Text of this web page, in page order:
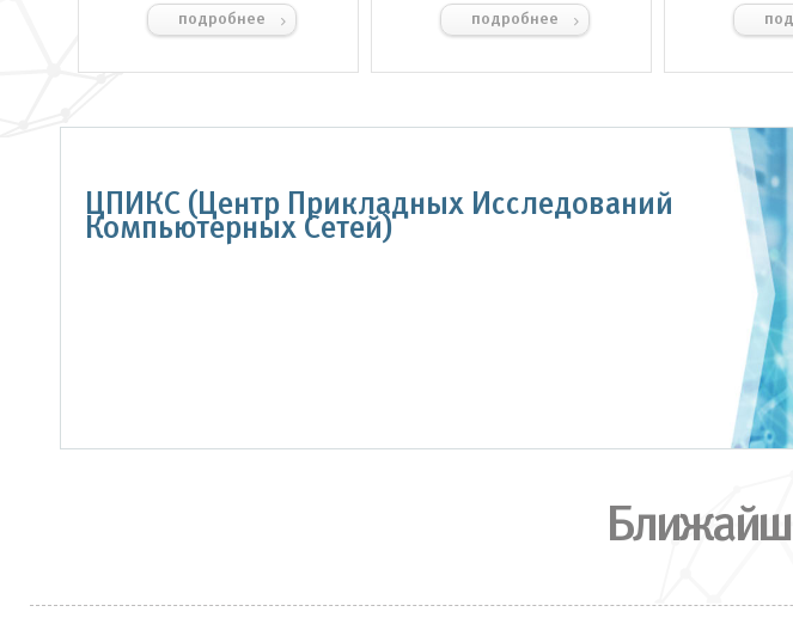
подробнее подробнее
ЦПИКС (Центр Прикладных Исследований
Компьютерных Сетей)